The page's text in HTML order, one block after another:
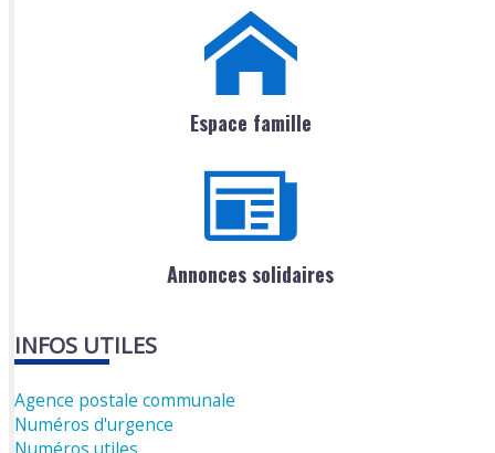
Espace famille
Annonces solidaires
INFOS UTILES
Agence postale communale
Numéros d'urgence
Numéros utiles